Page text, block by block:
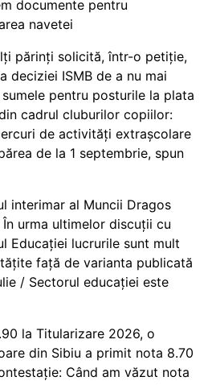
documente pentru
navetei
părinți solicită, într-o petiție,
deciziei ISMB de a nu mai
pentru posturile la plata
cadrul cluburilor copiilor:
de activități extrașcolare
de la 1 septembrie, spun
interimar al Muncii Dragos
În urma ultimelor discuții cu
Educației lucrurile sunt mult
față de varianta publicată
/ Sectorul educației este
la Titularizare 2026, o
din Sibiu a primit nota 8.70
Când am văzut nota